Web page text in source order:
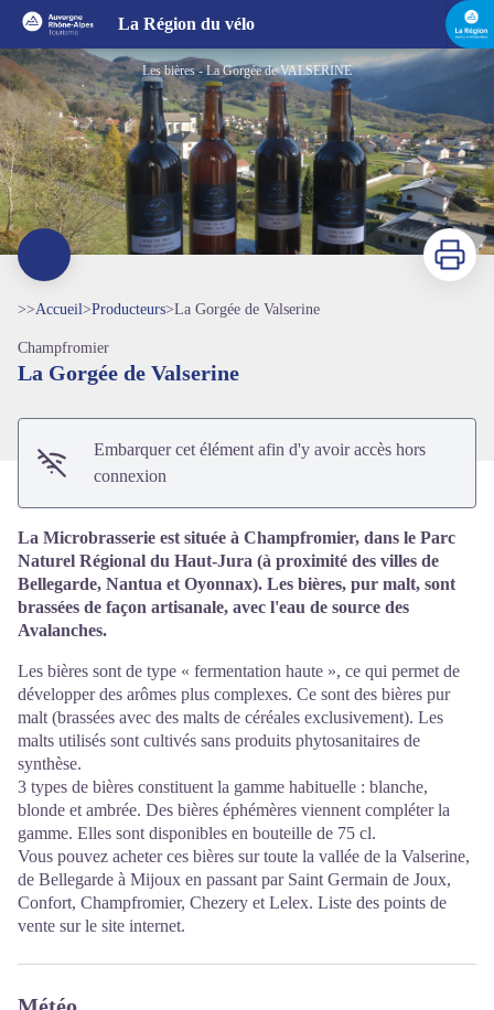
La Région du vélo
Les bières - La Gorgée de VALSERINE
Imprimer
>>Accueil>Producteurs>La Gorgée de Valserine
Champfromier
La Gorgée de Valserine
Embarquer cet élément afin d'y avoir accès hors
connexion
La Microbrasserie est située à Champfromier, dans le Parc
Naturel Régional du Haut-Jura (à proximité des villes de
Bellegarde, Nantua et Oyonnax). Les bières, pur malt, sont
brassées de façon artisanale, avec l'eau de source des
Avalanches.
Les bières sont de type « fermentation haute », ce qui permet de
développer des arômes plus complexes. Ce sont des bières pur
malt (brassées avec des malts de céréales exclusivement). Les
malts utilisés sont cultivés sans produits phytosanitaires de
synthèse.
3 types de bières constituent la gamme habituelle : blanche,
blonde et ambrée. Des bières éphémères viennent compléter la
gamme. Elles sont disponibles en bouteille de 75 cl.
Vous pouvez acheter ces bières sur toute la vallée de la Valserine,
de Bellegarde à Mijoux en passant par Saint Germain de Joux,
Confort, Champfromier, Chezery et Lelex. Liste des points de
vente sur le site internet.